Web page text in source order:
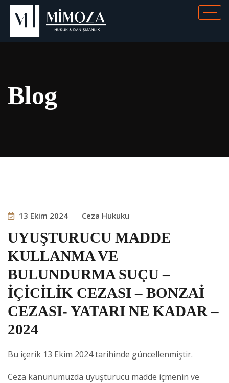
Blog
13 Ekim 2024 Ceza Hukuku
UYUŞTURUCU MADDE
KULLANMA VE
BULUNDURMA SUÇU –
İÇİCİLİK CEZASI – BONZAİ
CEZASI- YATARI NE KADAR –
2024
Bu içerik 13 Ekim 2024 tarihinde güncellenmiştir.
Ceza kanunumuzda uyuşturucu madde içmenin ve